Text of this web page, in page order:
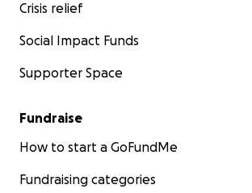
Crisis relief
Social Impact Funds
Supporter Space
Fundraise
How to start a GoFundMe
Fundraising categories